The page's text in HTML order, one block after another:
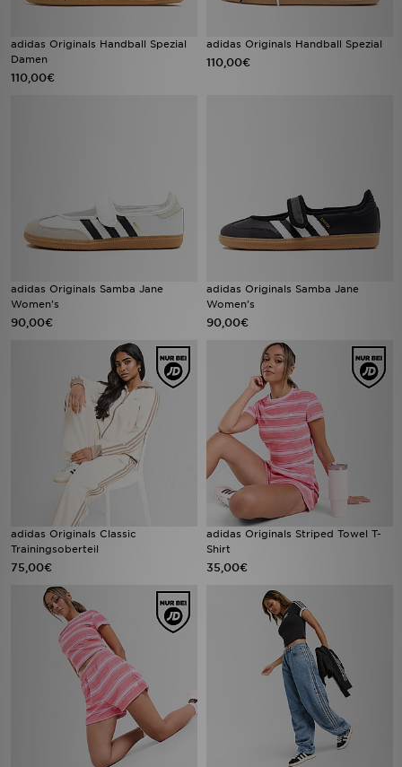
adidas Originals Handball Spezial
Damen
110,00€
adidas Originals Handball Spezial
110,00€
adidas Originals Samba Jane
Women's
90,00€
adidas Originals Samba Jane
Women's
90,00€
adidas Originals Classic
Trainingsoberteil
75,00€
adidas Originals Striped Towel T-
Shirt
35,00€